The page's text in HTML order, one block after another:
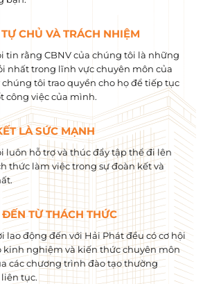
CHỦ VÀ TRÁCH NHIỆM
tin rằng CBNV của chúng tôi là những
nhất trong lĩnh vực chuyên môn của
chúng tôi trao quyền cho họ để tiếp tục
công việc của mình.
LÀ SỨC MẠNH
luôn hỗ trợ và thúc đẩy tập thể đi lên
thức làm việc trong sự đoàn kết và
TỪ THÁCH THỨC
lao động đến với Hải Phát đều có cơ hội
kinh nghiệm và kiến ​​thức chuyên môn
các chương trình đào tạo thường
tục.